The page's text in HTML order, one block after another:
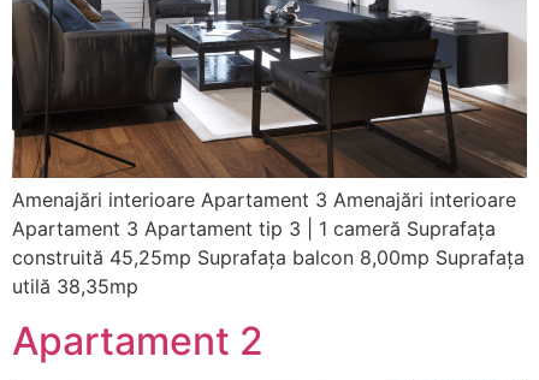
Amenajări interioare Apartament 3 Amenajări interioare
Apartament 3 Apartament tip 3 | 1 cameră Suprafața
construită 45,25mp Suprafața balcon 8,00mp Suprafața
utilă 38,35mp
Apartament 2